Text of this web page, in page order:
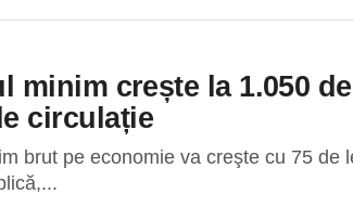
minim crește la 1.050
circulație
brut pe economie va creşte cu 75 de